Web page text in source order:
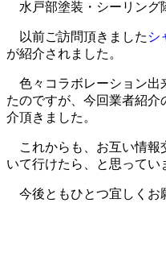
水戸部塗装・シーリング
以前ご訪問頂きました シ
が紹介されました。
色々コラボレーション出
たのですが、今回業者紹介
介頂きました。
これからも、お互い情報
いて行けたら、と思ってい
今後ともひとつ宜しくお